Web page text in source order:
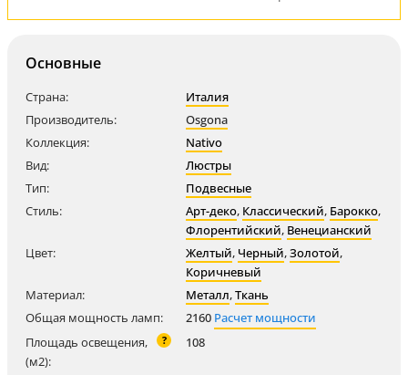
Основные
Страна:
Италия
Производитель:
Osgona
Коллекция:
Nativo
Вид:
Люстры
Тип:
Подвесные
Стиль:
Арт-деко, Классический, Барокко,
Флорентийский, Венецианский
Цвет:
Желтый, Черный,Золотой,
Коричневый
Материал:
Металл,Ткань
Общая мощность ламп:
2160 Расчет мощности
Площадь освещения,
(м2):
? 108